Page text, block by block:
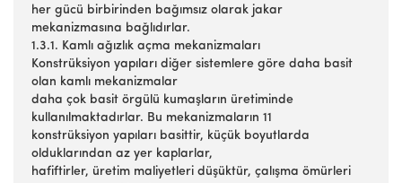
her gücü birbirinden bağımsız olarak jakar
mekanizmasına bağlıdırlar.
1.3.1. Kamlı ağızlık açma mekanizmaları
Konstrüksiyon yapıları diğer sistemlere göre daha basit
olan kamlı mekanizmalar
daha çok basit örgülü kumaşların üretiminde
kullanılmaktadırlar. Bu mekanizmaların 11
konstrüksiyon yapıları basittir, küçük boyutlarda
olduklarından az yer kaplarlar,
hafiftirler, üretim maliyetleri düşüktür, çalışma ömürleri